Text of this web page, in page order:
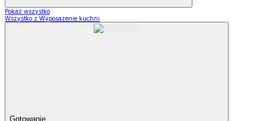
Pokaż wszystko
Wszystko z Wyposażenie kuchni
Gotowanie